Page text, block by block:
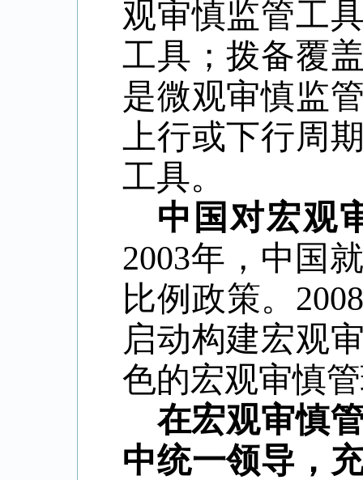
观审慎监管工
工具；拨备覆
是微观审慎监
上行或下行周
工具。
中国对宏观
2003年，中国
比例政策。
启动构建宏观
色的宏观审慎
在宏观审慎
中统一领导，